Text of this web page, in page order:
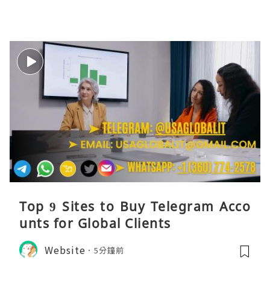
Top 9 Sites to Buy Telegram Acco
unts for Global Clients
Website 5分鐘前